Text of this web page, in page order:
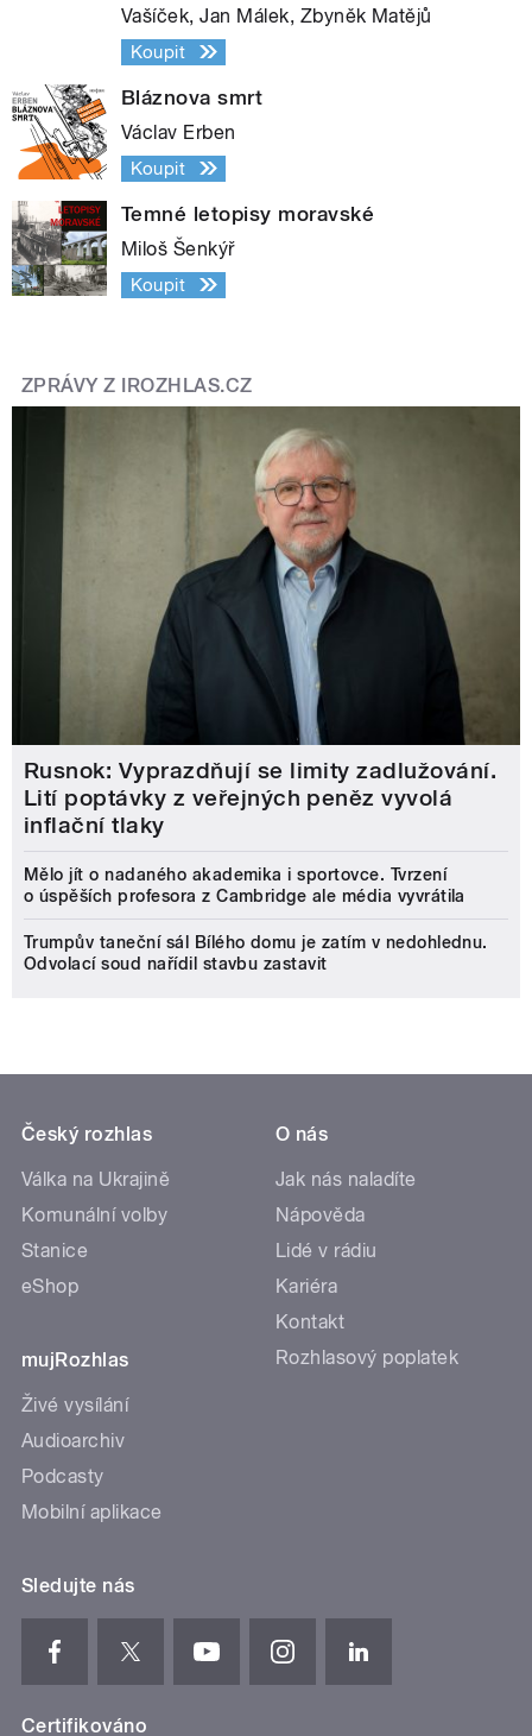
Vašíček, Jan Málek, Zbyněk Matějů
Koupit
Bláznova smrt
Václav Erben
Koupit
Temné letopisy moravské
Miloš Šenkýř
Koupit
ZPRÁVY Z IROZHLAS.CZ
Rusnok: Vyprazdňují se limity zadlužování.
Lití poptávky z veřejných peněz vyvolá
inflační tlaky
Mělo jít o nadaného akademika i sportovce. Tvrzení
o úspěších profesora z Cambridge ale média vyvrátila
Trumpův taneční sál Bílého domu je zatím v nedohlednu.
Odvolací soud nařídil stavbu zastavit
Český rozhlas
Válka na Ukrajině
Komunální volby
Stanice
eShop
mujRozhlas
Živé vysílání
Audioarchiv
Podcasty
Mobilní aplikace
O nás
Jak nás naladíte
Nápověda
Lidé v rádiu
Kariéra
Kontakt
Rozhlasový poplatek
Sledujte nás
Certifikováno